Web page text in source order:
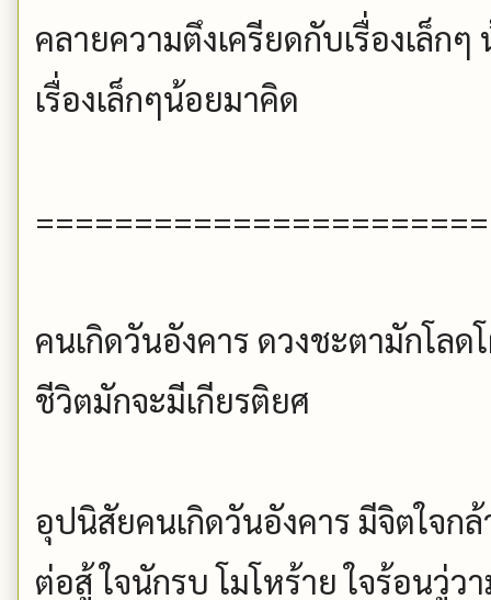
คลายความตึงเครียดกับเรื่องเล็ก
เรื่องเล็กๆน้อยมาคิด
คนเกิดวันอังคาร ดวงชะตามักโล
ชีวิตมักจะมีเกียรติยศ
อุปนิสัยคนเกิดวันอังคาร มีจิตใจกล้
ต่อสู้ ใจนักรบ โมโหร้าย ใจร้อนวู่